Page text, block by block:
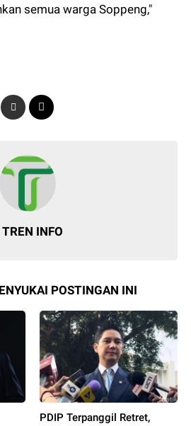
semua warga Soppeng,"
TREN INFO
POSTINGAN INI
PDIP Terpanggil Retret,